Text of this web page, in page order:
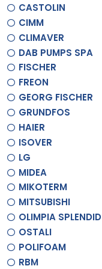
CASTOLIN
CIMM
CLIMAVER
DAB PUMPS SPA
FISCHER
FREON
GEORG FISCHER
GRUNDFOS
HAIER
ISOVER
LG
MIDEA
MIKOTERM
MITSUBISHI
OLIMPIA SPLENDID
OSTALI
POLIFOAM
RBM